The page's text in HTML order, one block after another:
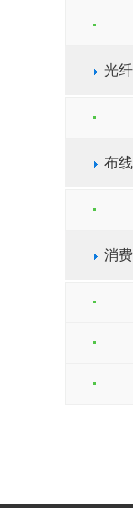
光纤
布线
消费